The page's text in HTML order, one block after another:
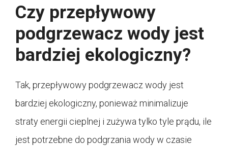
Czy przepływowy
podgrzewacz wody jest
bardziej ekologiczny?
Tak, przepływowy podgrzewacz wody jest
bardziej ekologiczny, ponieważ minimalizuje
straty energii cieplnej i zużywa tylko tyle prądu, ile
jest potrzebne do podgrzania wody w czasie